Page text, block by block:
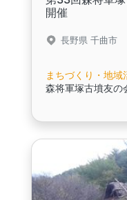
開催
長野県 千曲市
まちづくり・地域
森将軍塚古墳友の